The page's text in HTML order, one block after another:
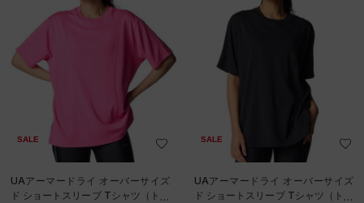
SALE
UAアーマードライ オーバーサイズ
ド ショートスリーブ Tシャツ（トレ
SALE
UAアーマードライ オーバーサイズ
ド ショートスリーブ Tシャツ（トレ